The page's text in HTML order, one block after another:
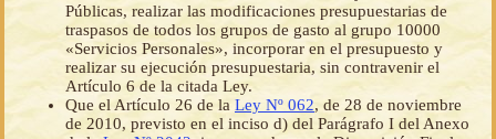
Públicas, realizar las modificaciones presupuestarias de
traspasos de todos los grupos de gasto al grupo 10000
«Servicios Personales», incorporar en el presupuesto y
realizar su ejecución presupuestaria, sin contravenir el
Artículo 6 de la citada Ley.
Que el Artículo 26 de la Ley Nº 062, de 28 de noviembre
de 2010, previsto en el inciso d) del Parágrafo I del Anexo